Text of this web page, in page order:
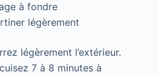
à fondre
légèrement
légèrement l’extérieur.
7 à 8 minutes à